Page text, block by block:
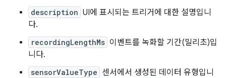
description UI에 표시되는 트리거에 대한 설명입니
다.
recordingLengthMs 이벤트를 녹화할 기간(밀리초)입
니다.
sensorValueType 센서에서 생성된 데이터 유형입니